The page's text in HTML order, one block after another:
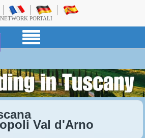
NETWORK PORTALI
Val d'Arno